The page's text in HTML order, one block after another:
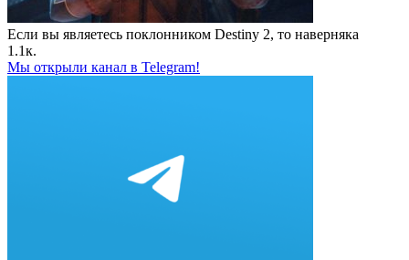
Если вы являетесь поклонником Destiny 2, то наверняка
1.1к.
Мы открыли канал в Telegram!